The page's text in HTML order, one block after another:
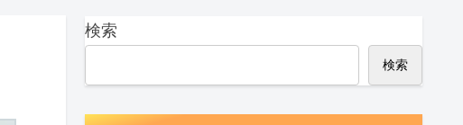
検索
検索